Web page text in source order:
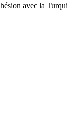
avec la